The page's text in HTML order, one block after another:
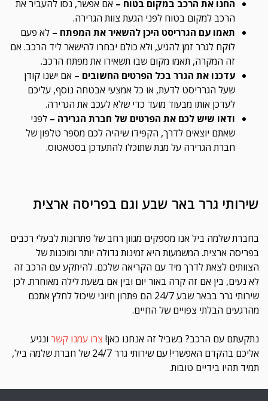
החנו את הרכב במקום בטוח – אם אפשר, נסו להעביר את
הרכב למקום בטוח לפני הגעת צוות הגרירה.
תאמו עם הגרריסט היכן להשאיר את המפתח – לא פעם
לוקח לגרר זמן להגיע, ולא כולם יבחרו להישאר ליד הרכב. אם
זה המקרה, תאמו מקום שבו תשאירו את מפתח הרכב.
עדכנו את הגרר בכל הפרטים החשובים – אם ישנו קודן
שעל הגרריסט לדעת, או כל אמצעי אבטחה נוסף, עליכם
לעדכן אותו מבעוד מועד כדי שלא לעכב את הגרירה.
ודאו שיש לכם את הפרטים של חברת הגרירה – לפני
שאתם יוצאים לדרך, הקפידו שיהיה לכם מספר טלפון של
חברת הגרירה על מנת שתוכלו להתעדכן בסטאטוס.
שירותי גרר באר שבע וגם בפריסה ארצית
בחברת שלמה ביל אנו מספקים מגוון רחב של פתרונות לבעלי רכבים
בפריסה ארצית. המשמעות היא זמינות גדולה יותר ומוכנות של
הצוותים לצאת לדרך מיד עם הקריאה שלכם. להיתקע עם הרכב זה
לא נעים, בין אם זה קרה באור יום ובין אם בשעת לילה מאוחרת. לכן
שירותי גרר בבאר שבע 24/7 הם פתרון חיוני שיכול לחלץ אתכם
מהרגעים הבלתי צפויים של החיים.
נתקעתם עם הרכב? בשביל זה אנחנו כאן! צרו עמנו קשר ונגיע
אליכם בהקדם האפשרי! עם שירותי גרר 24/7 של חברת שלמה ביל,
תמיד תהיו בידיים טובות.